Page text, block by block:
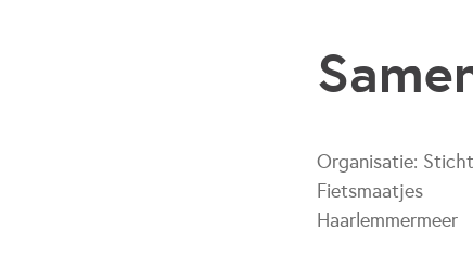
Organisatie:
Fietsmaatjes
Haarlemmermeer